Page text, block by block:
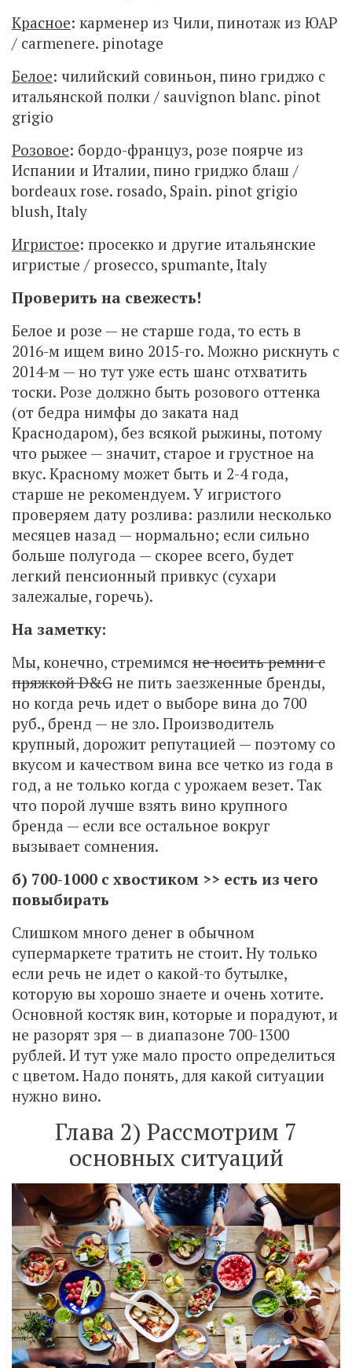
Красное: карменер из Чили, пинотаж из ЮАР
/ carmenere. pinotage
Белое: чилийский совиньон, пино гриджо с
итальянской полки / sauvignon blanc. pinot
grigio
Розовое: бордо-француз, розе поярче из
Испании и Италии, пино гриджо блаш /
bordeaux rose. rosado, Spain. pinot grigio
blush, Italy
Игристое: просекко и другие итальянские
игристые / prosecco, spumante, Italy
Проверить на свежесть!
Белое и розе — не старше года, то есть в
2016-м ищем вино 2015-го. Можно рискнуть с
2014-м — но тут уже есть шанс отхватить
тоски. Розе должно быть розового оттенка
(от бедра нимфы до заката над
Краснодаром), без всякой рыжины, потому
что рыжее — значит, старое и грустное на
вкус. Красному может быть и 2-4 года,
старше не рекомендуем. У игристого
проверяем дату розлива: разлили несколько
месяцев назад — нормально; если сильно
больше полугода — скорее всего, будет
легкий пенсионный привкус (сухари
залежалые, горечь).
На заметку:
Мы, конечно, стремимся не носить ремни с
пряжкой D&G не пить заезженные бренды,
но когда речь идет о выборе вина до 700
руб., бренд — не зло. Производитель
крупный, дорожит репутацией — поэтому со
вкусом и качеством вина все четко из года в
год, а не только когда с урожаем везет. Так
что порой лучше взять вино крупного
бренда — если все остальное вокруг
вызывает сомнения.
б) 700-1000 с хвостиком >> есть из чего
повыбирать
Слишком много денег в обычном
супермаркете тратить не стоит. Ну только
если речь не идет о какой-то бутылке,
которую вы хорошо знаете и очень хотите.
Основной костяк вин, которые и порадуют, и
не разорят зря — в диапазоне 700-1300
рублей. И тут уже мало просто определиться
с цветом. Надо понять, для какой ситуации
нужно вино.
Глава 2) Рассмотрим 7
основных ситуаций